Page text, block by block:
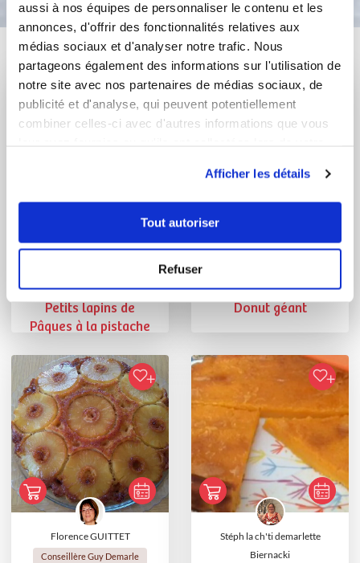
aussi à nos équipes de personnaliser le contenu et les
annonces, d'offrir des fonctionnalités relatives aux
médias sociaux et d'analyser notre trafic. Nous
partageons également des informations sur l'utilisation de
notre site avec nos partenaires de médias sociaux, de
publicité et d'analyse, qui peuvent potentiellement
combiner celles-ci avec d'autres informations que vous
Afficher les détails
Tout autoriser
Refuser
Vous aimerez aussi ...
Petits lapins de
Pâques à la pistache
Donut géant
Florence GUITTET
Conseillère Guy Demarle
Stéph la ch'ti demarlette
Biernacki